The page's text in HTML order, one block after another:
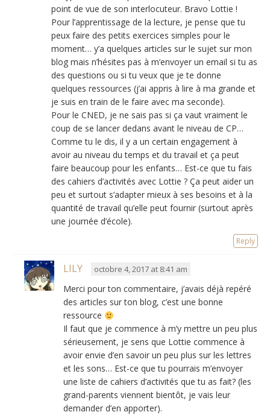
point de vue de son interlocuteur. Bravo Lottie !
Pour l’apprentissage de la lecture, je pense que tu
peux faire des petits exercices simples pour le
moment… y’a quelques articles sur le sujet sur mon
blog mais n’hésites pas à m’envoyer un email si tu as
des questions ou si tu veux que je te donne
quelques ressources (j’ai appris à lire à ma grande et
je suis en train de le faire avec ma seconde).
Pour le CNED, je ne sais pas si ça vaut vraiment le
coup de se lancer dedans avant le niveau de CP…
Comme tu le dis, il y a un certain engagement à
avoir au niveau du temps et du travail et ça peut
faire beaucoup pour les enfants… Est-ce que tu fais
des cahiers d’activités avec Lottie ? Ça peut aider un
peu et surtout s’adapter mieux à ses besoins et à la
quantité de travail qu’elle peut fournir (surtout après
une journée d’école).
Reply
LILY octobre 4, 2017 at 8:41 am
Merci pour ton commentaire, j’avais déjà repéré
des articles sur ton blog, c’est une bonne
ressource
Il faut que je commence à m’y mettre un peu plus
sérieusement, je sens que Lottie commence à
avoir envie d’en savoir un peu plus sur les lettres
et les sons… Est-ce que tu pourrais m’envoyer
une liste de cahiers d’activités que tu as fait? (les
grand-parents viennent bientôt, je vais leur
demander d’en apporter).